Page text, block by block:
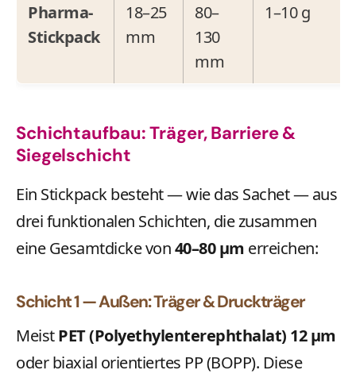
Pharma-
Stickpack
18–25
mm
80–
130
mm
1–10 g
Schichtaufbau: Träger, Barriere &
Siegelschicht
Ein Stickpack besteht — wie das Sachet — aus
drei funktionalen Schichten, die zusammen
eine Gesamtdicke von40–80 µm erreichen:
Schicht 1 — Außen: Träger & Druckträger
MeistPET (Polyethylenterephthalat) 12 µm
oder biaxial orientiertes PP (BOPP). Diese